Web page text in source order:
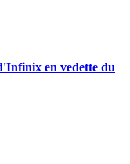
en vedette du